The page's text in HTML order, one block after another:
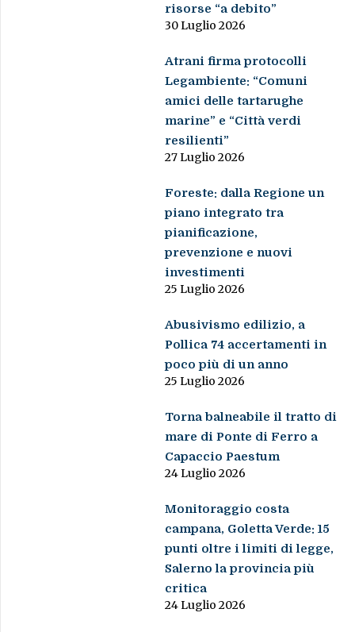
risorse “a debito”
30 Luglio 2026
Atrani firma protocolli
Legambiente: “Comuni
amici delle tartarughe
marine” e “Città verdi
resilienti”
27 Luglio 2026
Foreste: dalla Regione un
piano integrato tra
pianificazione,
prevenzione e nuovi
investimenti
25 Luglio 2026
Abusivismo edilizio, a
Pollica 74 accertamenti in
poco più di un anno
25 Luglio 2026
Torna balneabile il tratto di
mare di Ponte di Ferro a
Capaccio Paestum
24 Luglio 2026
Monitoraggio costa
campana, Goletta Verde: 15
punti oltre i limiti di legge,
Salerno la provincia più
critica
24 Luglio 2026